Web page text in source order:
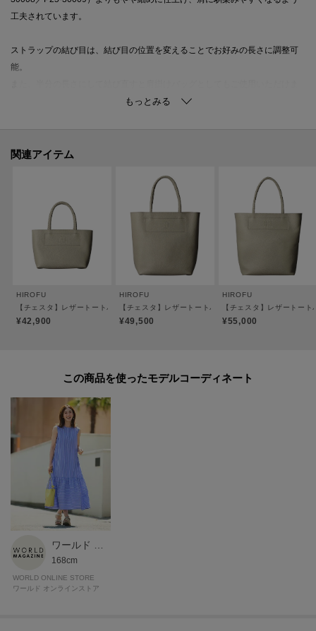
工夫されています。
ストラップの結び目は、結び目の位置を変えることでお好みの長さに調整可
能。
さい。
コンパクトなサイズですが長財布を縦向きに収納でき、内側にはカードケー
スが入るサイズのポケット付き。
口元にはマグネットフラップがついているため安心してお持ちいただけま
サイズ違いで【チェスタ】スマートフォン用ミニレザーショルダーバッグ S
●ポケット数：内側パッチポケット×1
※ホールに通しお好みの長さでお使いください。
【おすすめのご使用シーン】
お買い物やお散歩などサッとお出かけしたい時に便利な実用的なサイズ。
斜め掛けにすると両手が空くため、ご家族やご友人とのレジャー、日帰り観
光や旅行などアクティブなシーンでも活躍します。
【素材】
牛革、クロームなめし、シュリンク型押し。
一枚でも伸びにくく、リッチな厚みが特徴の牛革を採用しています。
【シリーズについて】
関連アイテム
HIROFU
【チェスタ】レザートートバッグ S 本革 （商品番号：P25－30530）
¥42,900
HIROFU
【チェスタ】レザートートバッグ M 本革 （商品番号：
¥49,500
HIROFU
【チェスタ】レザートー
¥55,000
この商品を使った
168cm
WORLD ONLINE STORE
ワールド オンラインストア